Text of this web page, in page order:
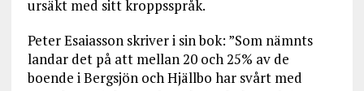
ursäkt med sitt kroppsspråk.
Peter Esaiasson skriver i sin bok: ”Som nämnts
landar det på att mellan 20 och 25% av de
boende i Bergsjön och Hjällbo har svårt med